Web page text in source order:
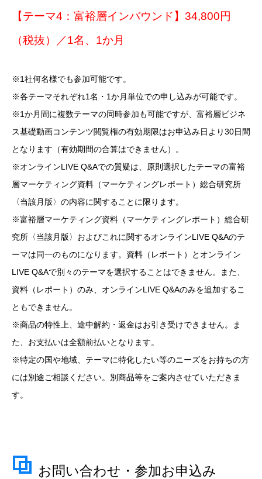
【テーマ4：富裕層インバウンド】34,800円
（税抜）／1名、1か月
※1社何名様でも参加可能です。
※各テーマそれぞれ1名・1か月単位での申し込みが可能です。
※1か月間に複数テーマの同時参加も可能ですが、富裕層ビジネ
ス基礎動画コンテンツ閲覧権の有効期限はお申込み日より30日間
となります（有効期間の合算はできません）。
※オンラインLIVE Q&Aでの質疑は、原則選択したテーマの富裕
層マーケティング資料（マーケティングレポート）総合研究所
〈当該月版〉の内容に関することに限ります。
※富裕層マーケティング資料（マーケティングレポート）総合研
究所〈当該月版〉およびこれに関するオンラインLIVE Q&Aのテ
ーマは同一のものになります。資料（レポート）とオンライン
LIVE Q&Aで別々のテーマを選択することはできません。また、
資料（レポート）のみ、オンラインLIVE Q&Aのみを追加するこ
ともできません。
※商品の特性上、途中解約・返金はお引き受けできません。ま
た、お支払いは全額前払いとなります。
※特定の国や地域、テーマに特化したい等のニーズをお持ちの方
には別途ご相談ください。別商品等をご案内させていただきま
す。
お問い合わせ・参加お申込み